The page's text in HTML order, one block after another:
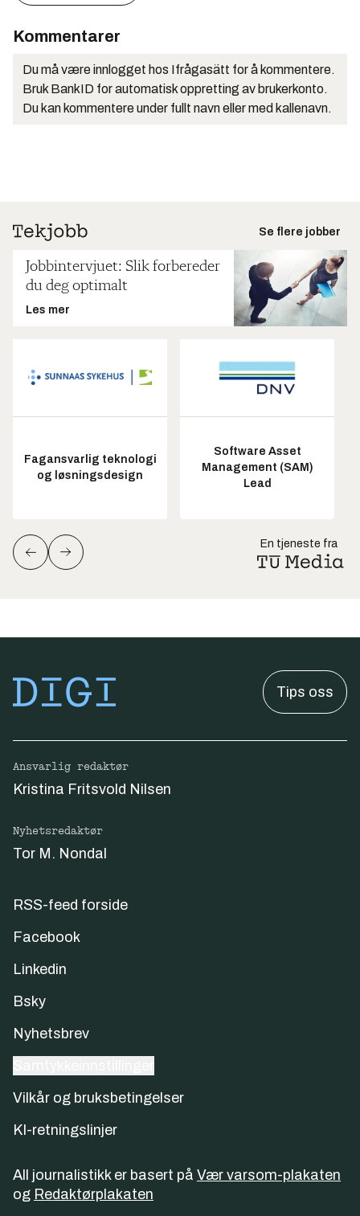
Kommentarer
Du må være innlogget hos Ifrågasätt for å kommentere.
Bruk BankID for automatisk oppretting av brukerkonto.
Du kan kommentere under fullt navn eller med kallenavn.
Se flere jobber
Jobbintervjuet: Slik forbereder
du deg optimalt
Les mer
Fagansvarlig teknologi
og løsningsdesign
Software Asset
Management (SAM)
Lead
En tjeneste fra
Tips oss
Ansvarlig redaktør
Kristina Fritsvold Nilsen
Nyhetsredaktør
Tor M. Nondal
RSS-feed forside
Facebook
Linkedin
Bsky
Nyhetsbrev
Vilkår og bruksbetingelser
KI-retningslinjer
All journalistikk er basert på Vær varsom-plakaten
og Redaktørplakaten